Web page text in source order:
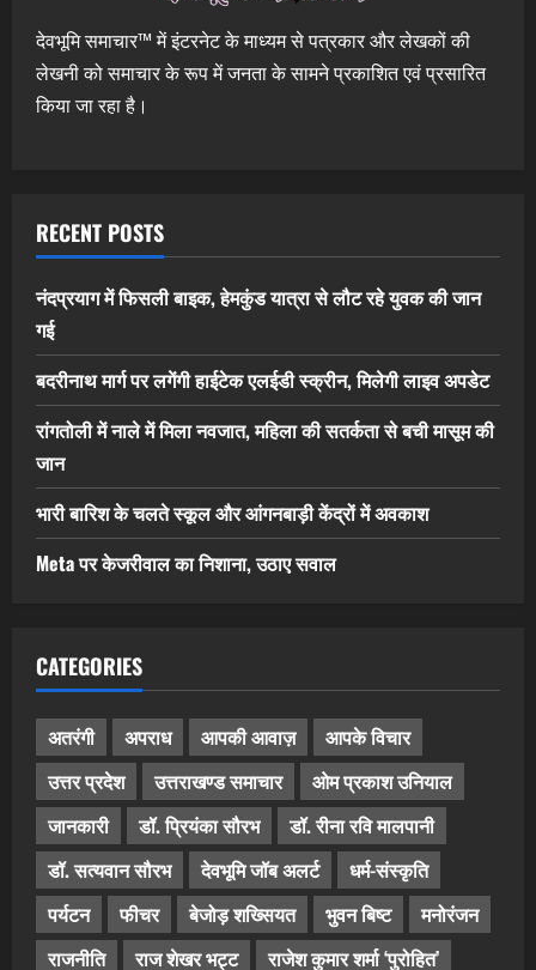
देवभूमि समाचार™ में इंटरनेट के माध्यम से पत्रकार और लेखकों की
लेखनी को समाचार के रूप में जनता के सामने प्रकाशित एवं प्रसारित
किया जा रहा है।
RECENT POSTS
नंदप्रयाग में फिसली बाइक, हेमकुंड यात्रा से लौट रहे युवक की जान
गई
बदरीनाथ मार्ग पर लगेंगी हाईटेक एलईडी स्क्रीन, मिलेगी लाइव अपडेट
रांगतोली में नाले में मिला नवजात, महिला की सतर्कता से बची मासूम की
जान
भारी बारिश के चलते स्कूल और आंगनबाड़ी केंद्रों में अवकाश
Meta पर केजरीवाल का निशाना, उठाए सवाल
CATEGORIES
अतरंगी अपराध आपकी आवाज़
आपके विचार
उत्तर प्रदेश
उत्तराखण्ड समाचार
ओम प्रकाश उनियाल
जानकारी
डॉ. प्रियंका सौरभ
डॉ. रीना रवि मालपानी
डॉ. सत्यवान सौरभ
देवभूमि जॉब अलर्ट
धर्म-संस्कृति
पर्यटन
फीचर बेजोड़ शख्सियत भुवन बिष्ट
मनोरंजन
राजनीति
राज शेखर भट्ट राजेश कुमार शर्मा ‘पुरोहित’